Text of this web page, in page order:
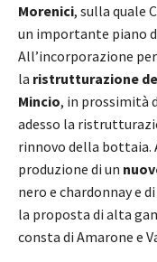
Morenici, sulla quale
un importante piano
All’incorporazione
la ristrutturazione
Mincio, in prossimità
adesso la
rinnovo della bottaia.
produzione di un
nero e chardonnay e
la proposta di alta
consta di Amarone e